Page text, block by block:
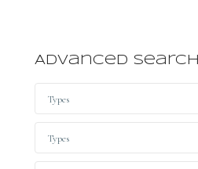
Advanced Search
Types
Types